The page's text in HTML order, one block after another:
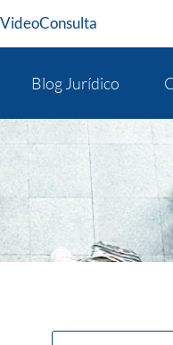
VideoConsulta
Blog Jurídico